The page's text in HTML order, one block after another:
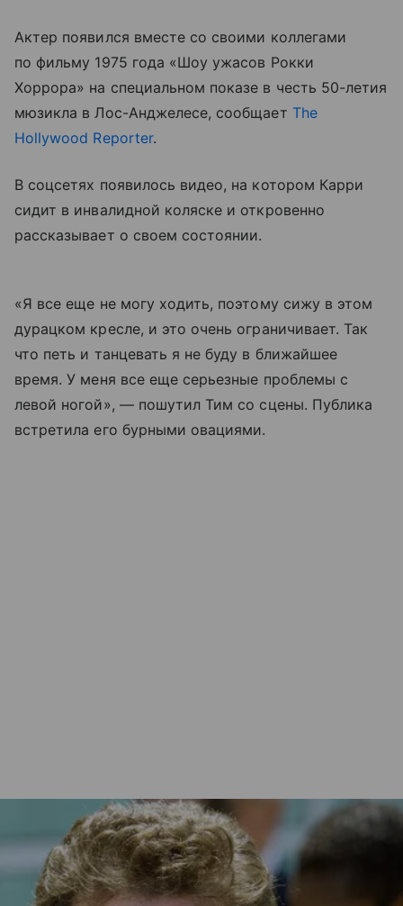
Актер появился вместе со своими коллегами
по фильму 1975 года «Шоу ужасов Рокки
Хоррора» на специальном показе в честь 50-летия
мюзикла в Лос-Анджелесе, сообщает The
Hollywood Reporter.
В соцсетях появилось видео, на котором Карри
сидит в инвалидной коляске и откровенно
рассказывает о своем состоянии.
«Я все еще не могу ходить, поэтому сижу в этом
дурацком кресле, и это очень ограничивает. Так
что петь и танцевать я не буду в ближайшее
время. У меня все еще серьезные проблемы с
левой ногой», — пошутил Тим со сцены. Публика
встретила его бурными овациями.